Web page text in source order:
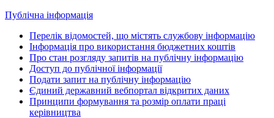
Публічна інформація
Перелік відомостей, що містять службову інформацію
Інформація про використання бюджетних коштів
Про стан розгляду запитів на публічну інформацію
Доступ до публічної інформації
Подати запит на публічну інформацію
Єдиний державний вебпортал відкритих даних
Принципи формування та розмір оплати праці
керівництва